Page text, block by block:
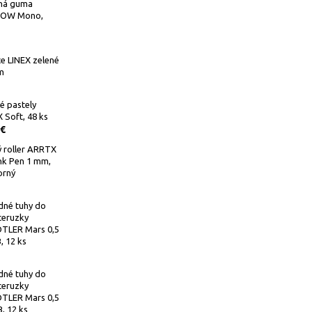
guma
Mono,
LINEX zelené
pastely
Soft, 48 ks
roller ARRTX
Pen 1 mm,
tuhy do
Mars 0,5
12 ks
tuhy do
Mars 0,5
12 ks